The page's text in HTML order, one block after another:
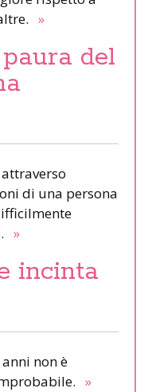
»
del
di una persona
»
incinta
non è
»